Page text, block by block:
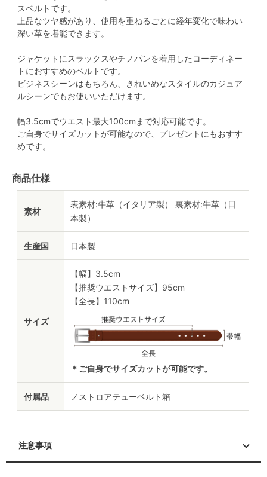
スベルトです。
上品なツヤ感があり、使用を重ねるごとに経年変化で味わい
深い革を堪能できます。
ジャケットにスラックスやチノパンを着用したコーディネー
トにおすすめのベルトです。
ビジネスシーンはもちろん、きれいめなスタイルのカジュア
ルシーンでもお使いいただけます。
幅3.5cmでウエスト最大100cmまで対応可能です。
ご自身でサイズカットが可能なので、プレゼントにもおすす
めです。
商品仕様
素材
表素材:牛革（イタリア製） 裏素材:牛革（日
本製）
生産国 日本製
サイズ
【幅】3.5cm
【推奨ウエストサイズ】95cm
【全長】110cm
＊ご自身でサイズカットが可能です。
付属品 ノストロアテューベルト箱
注意事項